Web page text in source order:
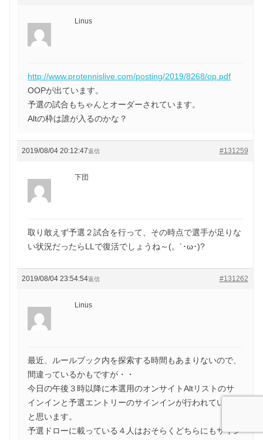
Linus
http://www.protennislive.com/posting/2019/8268/op.pdf
OOPが出ています。
予選の試合もちゃんとオーダーされています。
Altの枠は誰が入るのかな？
2019/08/04 20:12:47 #131259
返信
下団
取り敢えず予選２試合を行って、その時点で選手が足りな
い状況だったらLLで復活でしょうね～(。´･ω･)?
2019/08/04 23:54:54 #131262
返信
Linus
最近、ルールブック内を探索する時間もあまりないので、
間違っているかもですが・・
今日の午後３時以降に本選用のオンサイトAltリストのサ
インインと予選エントリーのサインインが行われているか
と思います。
予選ドローに載っている４人はおそらくどちらにもサイン